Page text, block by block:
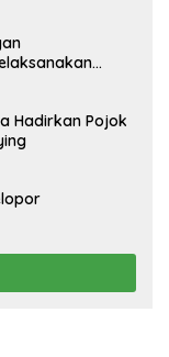
Hadirkan Pojok